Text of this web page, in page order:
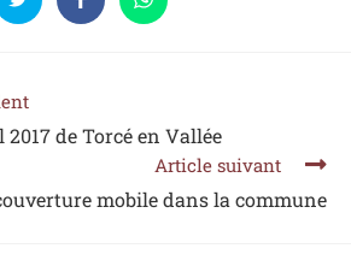
de Torcé en Vallée
Article suivant
mobile dans la commune